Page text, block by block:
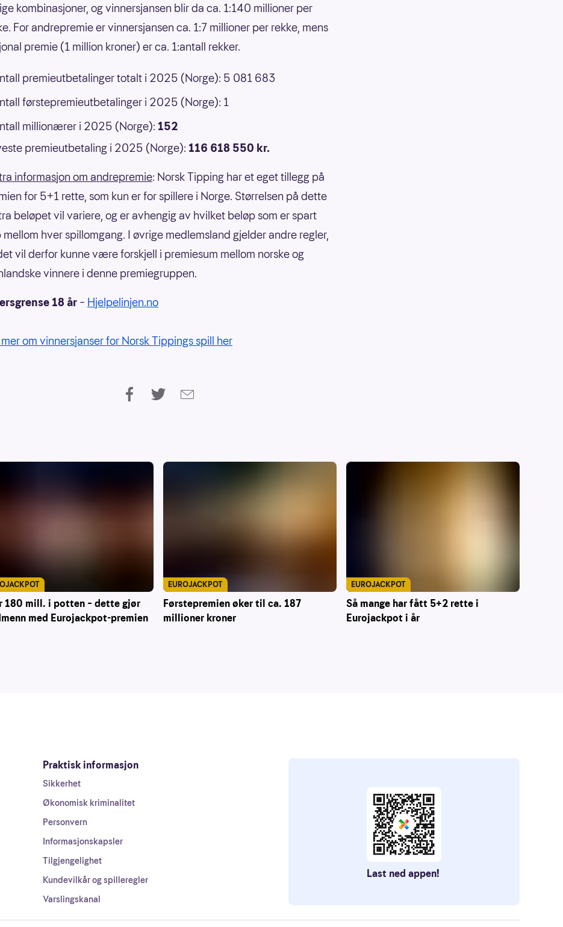
kombinasjoner, og vinnersjansen blir da ca. 1:140 millioner per
For andrepremie er vinnersjansen ca. 1:7 millioner per rekke, mens
premie (1 million kroner) er ca. 1:antall rekker.
premieutbetalinger totalt i 2025 (Norge): 5 081 683
førstepremieutbetalinger i 2025 (Norge): 1
millionærer i 2025 (Norge): 152
premieutbetaling i 2025 (Norge): 116 618 550 kr.
informasjon om andrepremie: Norsk Tipping har et eget tillegg på
for 5+1 rette, som kun er for spillere i Norge. Størrelsen på dette
beløpet vil variere, og er avhengig av hvilket beløp som er spart
hver spillomgang. I øvrige medlemsland gjelder andre regler,
vil derfor kunne være forskjell i premiesum mellom norske og
vinnere i denne premiegruppen.
18 år – Hjelpelinjen.no
om vinnersjanser for Norsk Tippings spill her
180 mill. i potten – dette gjør
med Eurojackpot-premien
Førstepremien øker til ca. 187
millioner kroner
EUROJACKPOT
Så mange har fått 5+2 rette i
Eurojackpot i år
EUROJACKPOT
Praktisk informasjon
Sikkerhet
Økonomisk kriminalitet
Personvern
Informasjonskapsler
Tilgjengelighet
Kundevilkår og spilleregler
Varslingskanal
Last ned appen!